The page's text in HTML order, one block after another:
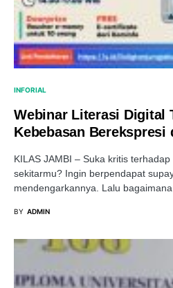
INFORIAL
Webinar Literasi Digital
Kebebasan Berekspresi
KILAS JAMBI – Suka kritis
sekitarmu? Ingin berpendapat
mendengarkannya. Lalu
BY ADMIN